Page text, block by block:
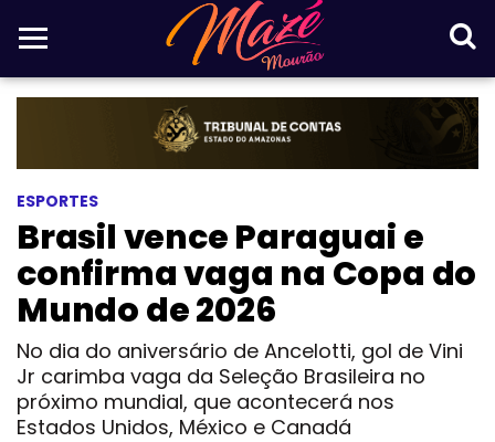
ESPORTES
Brasil vence Paraguai e
confirma vaga na Copa do
Mundo de 2026
No dia do aniversário de Ancelotti, gol de Vini
Jr carimba vaga da Seleção Brasileira no
próximo mundial, que acontecerá nos
Estados Unidos, México e Canadá